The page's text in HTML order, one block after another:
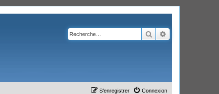
Rechercher
Connexion
S’enregistrer